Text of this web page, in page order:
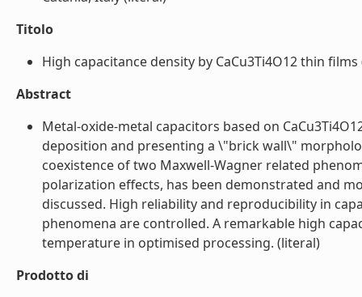
Titolo
High capacitance density by CaCu3Ti4O12 thin
Abstract
Metal-oxide-metal capacitors based on
deposition and presenting a \"brick wall\"
coexistence of two Maxwell-Wagner related
polarization effects, has been demonstrated and
discussed. High reliability and reproducibility in
phenomena are controlled. A remarkable high
temperature in optimised processing. (literal)
Prodotto di